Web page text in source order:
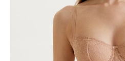
Autograph to nowoczesna seria w
Wykonana z miękkiej jedwabistej
Duży wybór konstrukcji pozwoli Ci
Cechy modelu:
– tanga ze średnią linią talii,